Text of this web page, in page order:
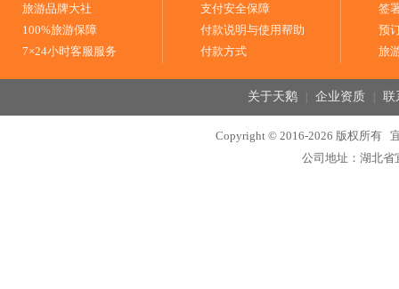
旅游品牌大社
100%旅游保障
7×24小时客服服务
支付安全保障
付款说明与使用帮助
付款方式
签
预
旅
关于天鹅| 企业资质| 联
Copyright © 2016-2026 版权所有
公司地址：湖北省